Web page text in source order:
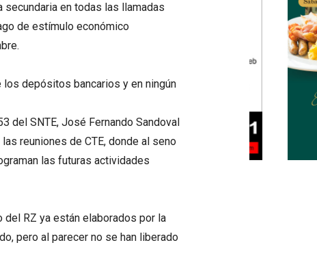
en todas las llamadas
de estímulo económico
depósitos bancarios y en ningún
del SNTE, José Fernando Sandoval
reuniones de CTE, donde al seno
las futuras actividades
del RZ ya están elaborados por la
pero al parecer no se han liberado